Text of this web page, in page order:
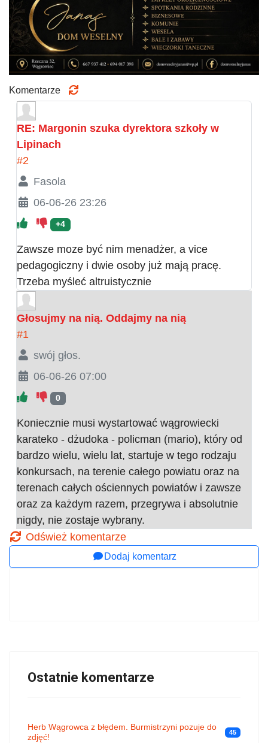
Komentarze
RE: Margonin szuka dyrektora szkoły w
Lipinach
#2
Fasola
06-06-26 23:26
+4
Zawsze moze być nim menadżer, a vice
pedagogiczny i dwie osoby już mają pracę.
Trzeba myśleć altruistycznie
Głosujmy na nią. Oddajmy na nią
#1
swój głos.
06-06-26 07:00
0
Koniecznie musi wystartować wągrowiecki
karateko - dżudoka - policman (mario), który od
bardzo wielu, wielu lat, startuje w tego rodzaju
konkursach, na terenie całego powiatu oraz na
terenach całych ościennych powiatów i zawsze
oraz za każdym razem, przegrywa i absolutnie
nigdy, nie zostaje wybrany.
Odśwież komentarze
Dodaj komentarz
Ostatnie komentarze
Herb Wągrowca z błędem. Burmistrzyni pozuje do
zdjęć!
45